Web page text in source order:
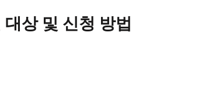
상 및 신청 방법